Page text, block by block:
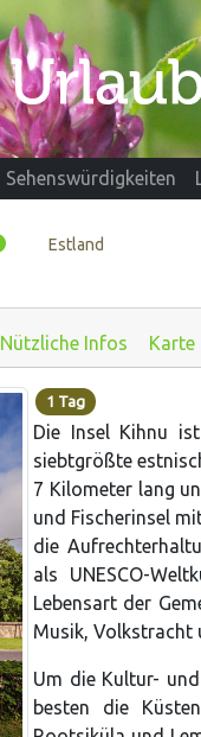
Sehenswürdigkeiten
Estland
Nützliche Infos Karte
1 Tag
Die Insel Kihnu
siebtgrößte
7 Kilometer lang
und Fischerinsel
die
als UNESCO-
Lebensart der
Musik, Volkstracht
Um die Kultur-
besten die